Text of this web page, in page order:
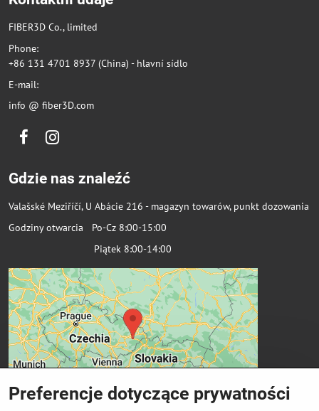
FIBER3D Co., limited
Phone:
+86 131 4701 8937 (China) - hlavní sídlo
E-mail:
info @ fiber3D.com
FacebookInstagram
Gdzie nas znaleźć
Valašské Meziříčí, U Abácie 216 - magazyn towarów, punkt dozowania
Godziny otwarcia Po-Cz 8:00-15:00
Piątek 8:00-14:00
Preferencje dotyczące prywatności